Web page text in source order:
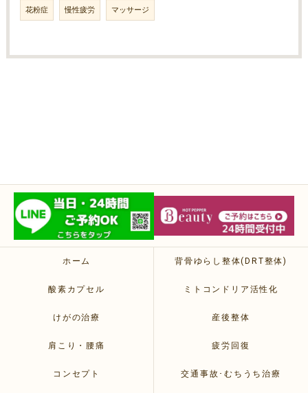
花粉症 慢性疲労 マッサージ
ホーム 背骨ゆらし整体(DRT整体)
酸素カプセル ミトコンドリア活性化
けがの治療 産後整体
肩こり・腰痛 疲労回復
コンセプト 交通事故･むちうち治療